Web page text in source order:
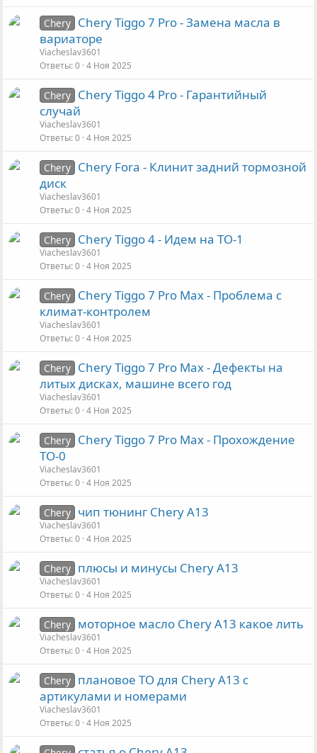
Chery Chery Tiggo 7 Pro - Замена масла в
вариаторе
Viacheslav3601
Ответы 0 4 Ноя 2025
Chery Chery Tiggo 4 Pro - Гарантийный
случай
Viacheslav3601
Ответы 0 4 Ноя 2025
Chery Chery Fora - Клинит задний тормозной
диск
Viacheslav3601
Ответы 0 4 Ноя 2025
Chery Chery Tiggo 4 - Идем на ТО-1
Viacheslav3601
Ответы 0 4 Ноя 2025
Chery Chery Tiggo 7 Pro Max - Проблема с
климат-контролем
Viacheslav3601
Ответы 0 4 Ноя 2025
Chery Chery Tiggo 7 Pro Max - Дефекты на
литых дисках, машине всего год
Viacheslav3601
Ответы 0 4 Ноя 2025
Chery Chery Tiggo 7 Pro Max - Прохождение
ТО-0
Viacheslav3601
Ответы 0 4 Ноя 2025
Chery чип тюнинг Chery A13
Viacheslav3601
Ответы 0 4 Ноя 2025
Chery плюсы и минусы Chery A13
Viacheslav3601
Ответы 0 4 Ноя 2025
Chery моторное масло Chery A13 какое лить
Viacheslav3601
Ответы 0 4 Ноя 2025
Chery плановое ТО для Chery A13 с
артикулами и номерами
Viacheslav3601
Ответы 0 4 Ноя 2025